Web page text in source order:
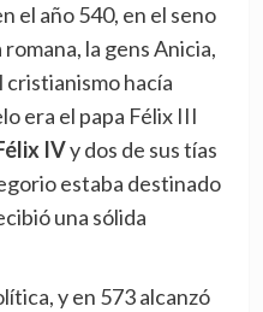
el año 540, en el seno
la gens Anicia,
cristianismo hacía
era el papa Félix III
IVy dos de sus tías
estaba destinado
una sólida
y en 573 alcanzó